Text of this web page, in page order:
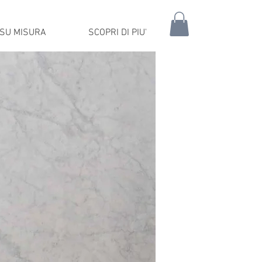
SU MISURA SCOPRI DI PIU'